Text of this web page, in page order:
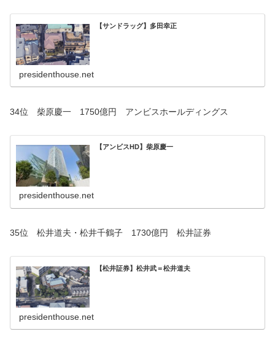
【サンドラッグ】多田幸正
presidenthouse.net
34位 柴原慶一 1750億円 アンビスホールディングス
【アンビスHD】柴原慶一
presidenthouse.net
35位 松井道夫・松井千鶴子 1730億円 松井証券
【松井証券】松井武＝松井道夫
presidenthouse.net